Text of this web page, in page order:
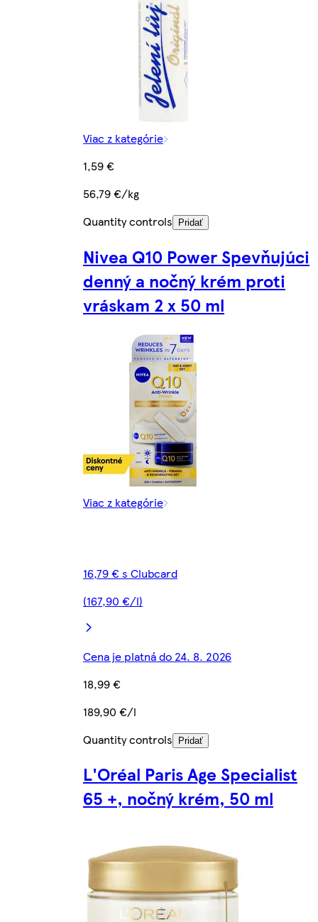
Viac z kategórie
1,59 €
56,79 €/kg
Quantity controls
Pridať
Nivea Q10 Power Spevňujúci
denný a nočný krém proti
vráskam 2 x 50 ml
Viac z kategórie
16,79 € s Clubcard
(167,90 €/l)
Cena je platná do 24. 8. 2026
18,99 €
189,90 €/l
Quantity controls
Pridať
L'Oréal Paris Age Specialist
65 +, nočný krém, 50 ml